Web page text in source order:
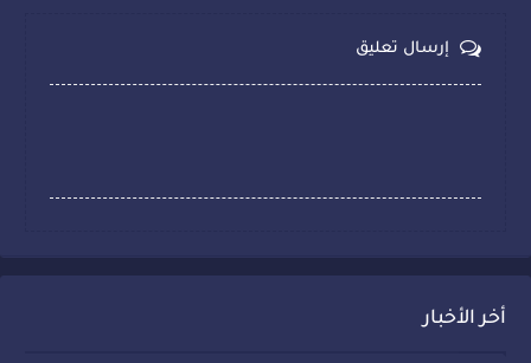
إرسال تعليق
أخر الأخبار